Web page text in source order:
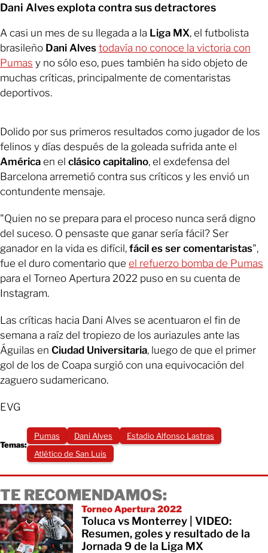
Dani Alves explota contra sus detractores
A casi un mes de su llegada a la Liga MX, el futbolista
brasileño Dani Alves todavía no conoce la victoria con
Pumas y no sólo eso, pues también ha sido objeto de
muchas críticas, principalmente de comentaristas
deportivos.
Dolido por sus primeros resultados como jugador de los
felinos y días después de la goleada sufrida ante el
América en el clásico capitalino, el exdefensa del
Barcelona arremetió contra sus críticos y les envió un
contundente mensaje.
"Quien no se prepara para el proceso nunca será digno
del suceso. O pensaste que ganar sería fácil? Ser
ganador en la vida es difícil, fácil es ser comentaristas",
fue el duro comentario que el refuerzo bomba de Pumas
para el Torneo Apertura 2022 puso en su cuenta de
Instagram.
Las críticas hacia Dani Alves se acentuaron el fin de
semana a raíz del tropiezo de los auriazules ante las
Águilas en Ciudad Universitaria, luego de que el primer
gol de los de Coapa surgió con una equivocación del
zaguero sudamericano.
EVG
Temas:
Pumas Dani Alves
Estadio Alfonso Lastras
Atlético de San Luis
TE RECOMENDAMOS:
Torneo Apertura 2022
Toluca vs Monterrey | VIDEO:
Resumen, goles y resultado de la
Jornada 9 de la Liga MX